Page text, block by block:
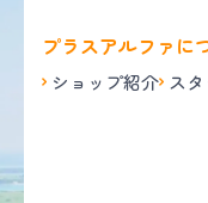
プラスアルファに
ショップ紹介 ス